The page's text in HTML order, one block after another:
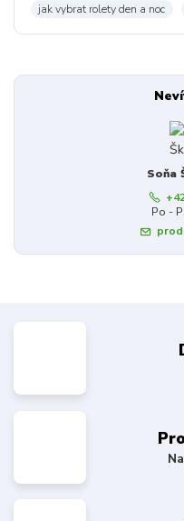
jak vybrat rolety den a noc
Soňa
Po -